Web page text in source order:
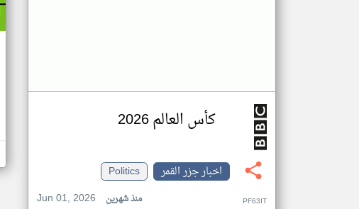
كأس العالم 2026
اخبار جزر القمر
Politics
Jun 01, 2026
منذ شهرين PF63IT